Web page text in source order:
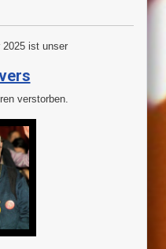
ist unser
verstorben.